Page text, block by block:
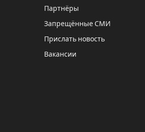
Партнёры
Запрещённые СМИ
Прислать новость
Вакансии